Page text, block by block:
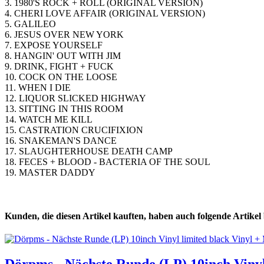
3. 1980'S ROCK + ROLL (ORIGINAL VERSION)
4. CHERI LOVE AFFAIR (ORIGINAL VERSION)
5. GALILEO
6. JESUS OVER NEW YORK
7. EXPOSE YOURSELF
8. HANGIN' OUT WITH JIM
9. DRINK, FIGHT + FUCK
10. COCK ON THE LOOSE
11. WHEN I DIE
12. LIQUOR SLICKED HIGHWAY
13. SITTING IN THIS ROOM
14. WATCH ME KILL
15. CASTRATION CRUCIFIXION
16. SNAKEMAN'S DANCE
17. SLAUGHTERHOUSE DEATH CAMP
18. FECES + BLOOD - BACTERIA OF THE SOUL
19. MASTER DADDY
Kunden, die diesen Artikel kauften, haben auch folgende Artikel